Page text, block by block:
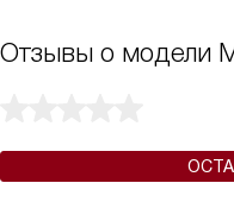
Отзывы о модели